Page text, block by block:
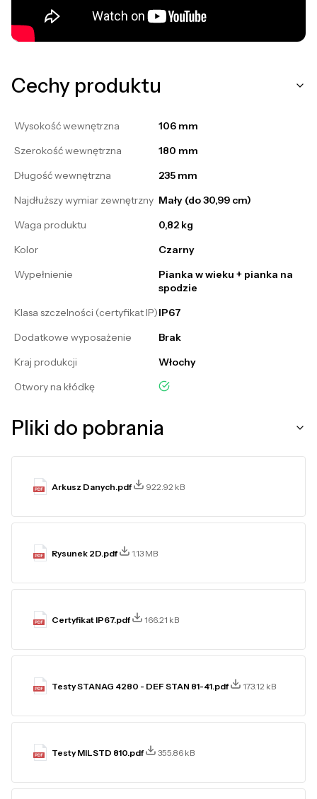
Cechy produktu
Wysokość wewnętrzna
106 mm
Szerokość wewnętrzna
180 mm
Długość wewnętrzna
235 mm
Najdłuższy wymiar zewnętrzny Mały (do 30,99 cm)
Waga produktu
0,82 kg
Kolor
Czarny
Wypełnienie
Pianka w wieku + pianka na
spodzie
Klasa szczelności (certyfikat IP)IP67
Dodatkowe wyposażenie
Brak
Kraj produkcji
Włochy
Otwory na kłódkę
tak
Pliki do pobrania
Arkusz Danych.pdf 922.92 kB
Rysunek 2D.pdf 1.13 MB
Certyfikat IP67.pdf 166.21 kB
Testy STANAG 4280 - DEF STAN 81-41.pdf 173.12 kB
Testy MILSTD 810.pdf 355.86 kB